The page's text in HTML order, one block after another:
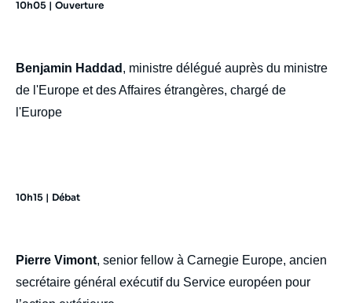
10h05 | Ouverture
Benjamin Haddad , ministre délégué auprès du ministre
de l'Europe et des Affaires étrangères, chargé de
l'Europe
10h15 | Débat
Pierre Vimont, senior fellow à Carnegie Europe, ancien
secrétaire général exécutif du Service européen pour